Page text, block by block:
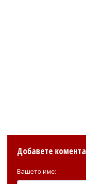
Добавете
Вашето име: